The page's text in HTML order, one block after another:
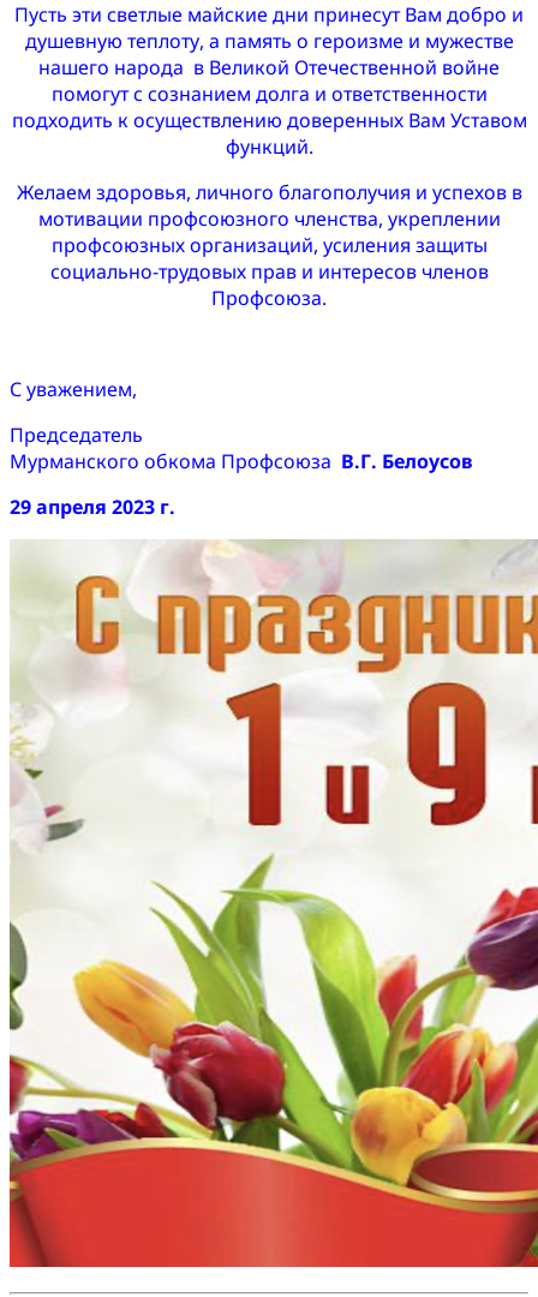
Пусть эти светлые майские дни принесут Вам добро и
душевную теплоту, а память о героизме и мужестве
нашего народа в Великой Отечественной войне
помогут с сознанием долга и ответственности
подходить к осуществлению доверенных Вам Уставом
функций.
Желаем здоровья, личного благополучия и успехов в
мотивации профсоюзного членства, укреплении
профсоюзных организаций, усиления защиты
социально-трудовых прав и интересов членов
Профсоюза.
С уважением,
Председатель
Мурманского обкома Профсоюза В.Г. Белоусов
29 апреля 2023 г.